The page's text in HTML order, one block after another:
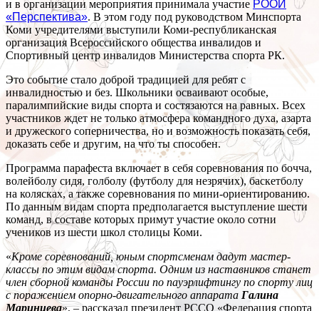
и в организации мероприятия принимала участие РООИ
«Перспектива». В этом году под руководством Минспорта
Коми учредителями выступили Коми-республиканская
организация Всероссийского общества инвалидов и
Спортивный центр инвалидов Министерства спорта РК.
Это событие стало доброй традицией для ребят с
инвалидностью и без. Школьники осваивают особые,
паралимпийские виды спорта и состязаются на равных. Всех
участников ждет не только атмосфера командного духа, азарта
и дружеского соперничества, но и возможность показать себя,
доказать себе и другим, на что ты способен.
Программа парафеста включает в себя соревнования по бочча,
волейболу сидя, голболу (футболу для незрячих), баскетболу
на колясках, а также соревнования по мини-ориентированию.
По данным видам спорта предполагается выступление шести
команд, в составе которых примут участие около сотни
учеников из шести школ столицы Коми.
«Кроме соревнований, юным спортсменам дадут мастер-
классы по этим видам спорта. Одним из наставников станет
член сборной команды России по пауэрлифтингу по спорту лиц
с поражением опорно-двигательного аппарата Галина
Маринцева», – рассказал президент РССО «Федерация спорта